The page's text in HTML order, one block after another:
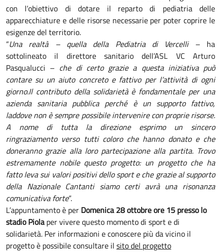
con l’obiettivo di dotare il reparto di pediatria delle
apparecchiature e delle risorse necessarie per poter coprire le
esigenze del territorio.
“Una realtà – quella della Pediatria di Vercelli – ha
sottolineato il direttore sanitario dell’ASL VC Arturo
Pasqualucci – che di certo grazie a questa iniziativa può
contare su un aiuto concreto e fattivo per l’attività di ogni
giorno.Il contributo della solidarietà è fondamentale per una
azienda sanitaria pubblica perché è un supporto fattivo,
laddove non è sempre possibile intervenire con proprie risorse.
A nome di tutta la direzione esprimo un sincero
ringraziamento verso tutti coloro che hanno donato e che
doneranno grazie alla loro partecipazione alla partita. Trovo
estremamente nobile questo progetto: un progetto che ha
fatto leva sui valori positivi dello sport e che grazie al supporto
della Nazionale Cantanti siamo certi avrà una risonanza
comunicativa forte“.
L’appuntamento è per Domenica 28 ottobre ore 15 presso lo
stadio Piolaper vivere questo momento di sport e di
solidarietà. Per informazioni e conoscere più da vicino il
progetto è possibile consultare il sito del progetto